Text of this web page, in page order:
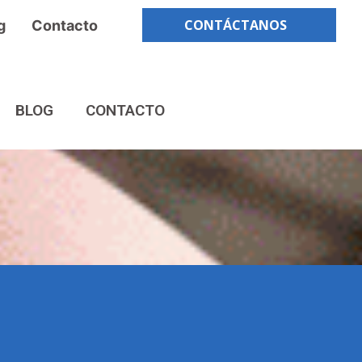
Contacto CONTÁCTANOS
BLOG CONTACTO